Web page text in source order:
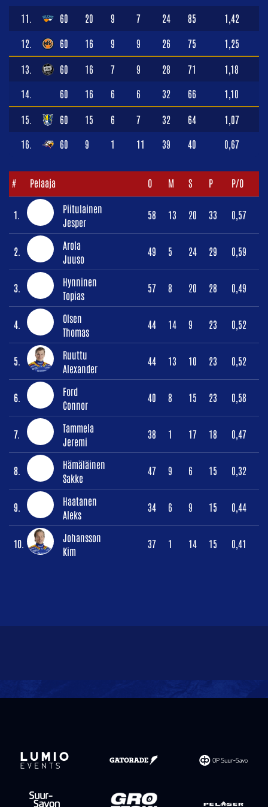
11. 60 20 9 7 24 85 1,42
12. 60 16 9 9 26 75 1,25
13. 60 16 7 9 28 71 1,18
14. 60 16 6 6 32 66 1,10
15. 60 15 6 7 32 64 1,07
16. 60 9 1 11 39 40 0,67
# Pelaaja O M S P P/O
1.
Piitulainen
Jesper
58 13 20 33 0,57
2.
Arola
Juuso
49 5 24 29 0,59
3.
Hynninen
Topias
57 8 20 28 0,49
4.
Olsen
Thomas
44 14 9 23 0,52
5.
Ruuttu
Alexander
44 13 10 23 0,52
6.
Ford
Connor
40 8 15 23 0,58
7.
Tammela
Jeremi
38 1 17 18 0,47
8.
Hämäläinen
Sakke
47 9 6 15 0,32
9.
Haatanen
Aleks
34 6 9 15 0,44
10.
Johansson
Kim
37 1 14 15 0,41